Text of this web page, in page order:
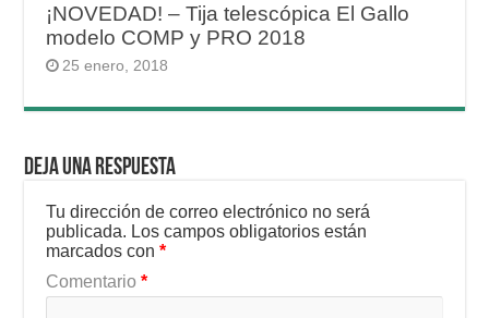
¡NOVEDAD! – Tija telescópica El Gallo
modelo COMP y PRO 2018
25 enero, 2018
Deja una respuesta
Tu dirección de correo electrónico no será
publicada. Los campos obligatorios están
marcados con*
Comentario*